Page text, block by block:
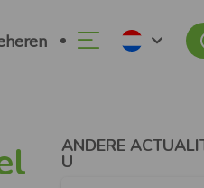
ANDERE
U